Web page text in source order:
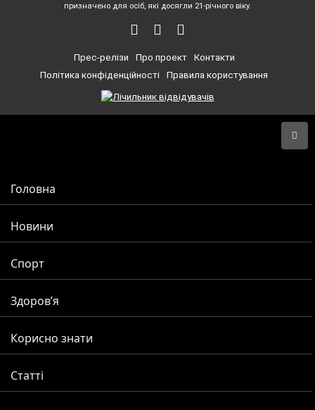
призначено для осіб, які досягли 21-річного віку.
Прес-релізи Про проект
Контакти
Політика конфіденційності
Правила користування
Головна
Новини
Спорт
Здоров’я
Корисно знати
Статті